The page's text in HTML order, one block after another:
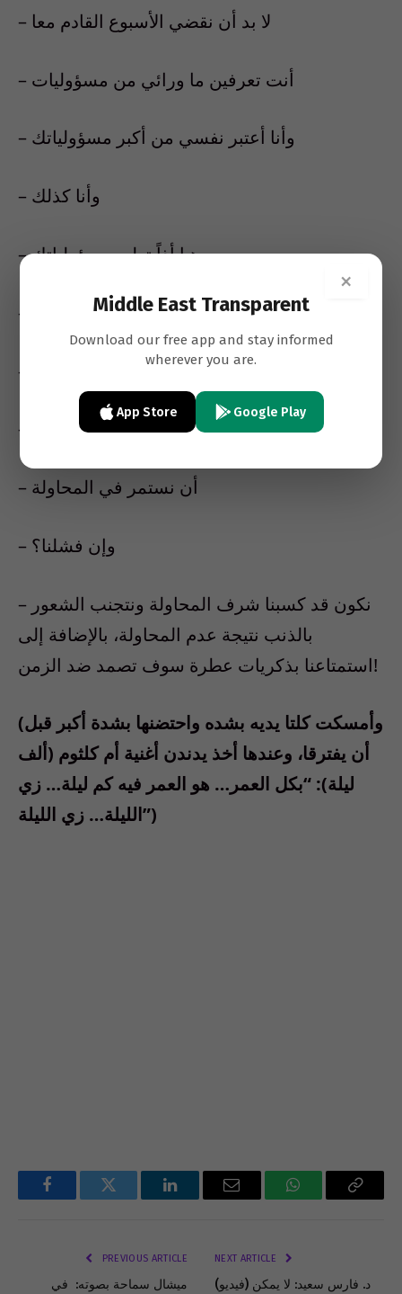
– لا بد أن نقضي الأسبوع القادم معا
– أنت تعرفين ما ورائي من مسؤوليات
– وأنا أعتبر نفسي من أكبر مسؤولياتك
– وأنا كذلك
– هيا أذاً تولى مسؤولياتك
– أنت تحملينني أكثر مما أطيق
– يعني ماذا تقترحين؟
– أن نستمر في المحاولة
– وإن فشلنا؟
– نكون قد كسبنا شرف المحاولة ونتجنب الشعور
بالذنب نتيجة عدم المحاولة، بالإضافة إلى
استمتاعنا بذكريات عطرة سوف تصمد ضد الزمن!
(وأمسكت كلتا يديه بشده واحتضنها بشدة أكبر قبل
أن يفترقا، وعندها أخذ يدندن أغنية أم كلثوم (ألف
ليلة): “بكل العمر… هو العمر فيه كم ليلة… زي
الليلة… زي الليلة”)
FacebookTwitter LinkedInEmail WhatsAppCopy
PREVIOUS ARTICLE
ميشال سماحة بصوته: في
NEXT ARTICLE
(فيديو) د. فارس سعيد: لا يمكن
×
Middle East Transparent
Download our free app and stay informed
wherever you are.
App Store Google Play